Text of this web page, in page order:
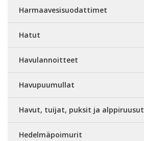
Harmaavesisuodattimet
Hatut
Havulannoitteet
Havupuumullat
Havut, tuijat, puksit ja alppiruusut
Hedelmäpoimurit